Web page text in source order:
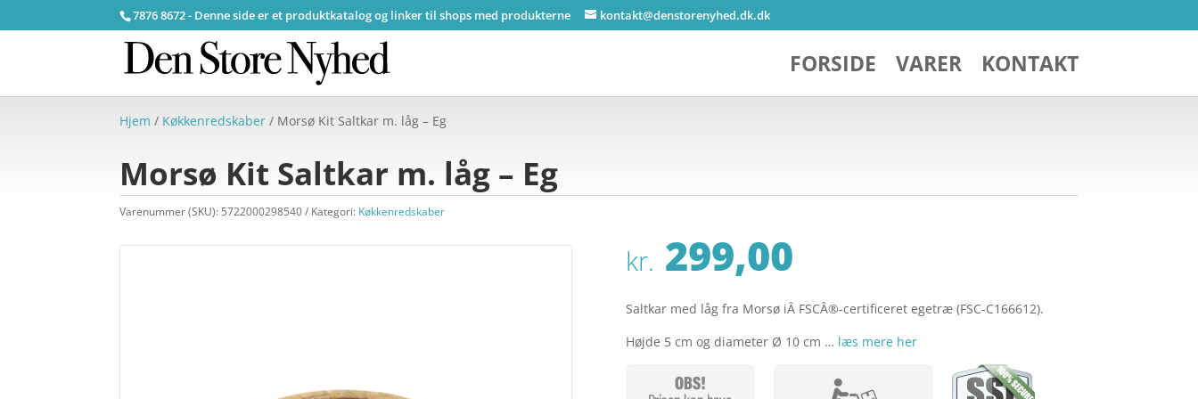
7876 8672 - Denne side er et produktkatalog og linker til shops med produkterne kontakt@denstorenyhed.dk.dk
FORSIDE VARER KONTAKT
Hjem / Køkkenredskaber / Morsø Kit Saltkar m. låg – Eg
Morsø Kit Saltkar m. låg – Eg
Varenummer (SKU): 5722000298540 Kategori: Køkkenredskaber
kr. 299,00
Saltkar med låg fra Morsø iÂ FSCÂ®-certificeret egetræ (FSC-C166612).
Højde 5 cm og diameter Ø 10 cm … læs mere her